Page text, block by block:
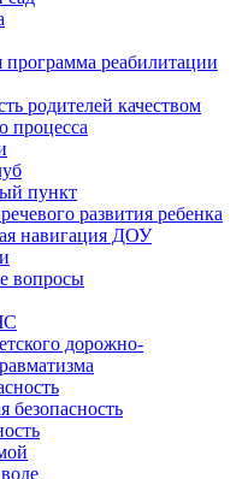
реабилитации
родителей качеством
процесса
пункт
развития ребенка
навигация ДОУ
вопросы
дорожно-